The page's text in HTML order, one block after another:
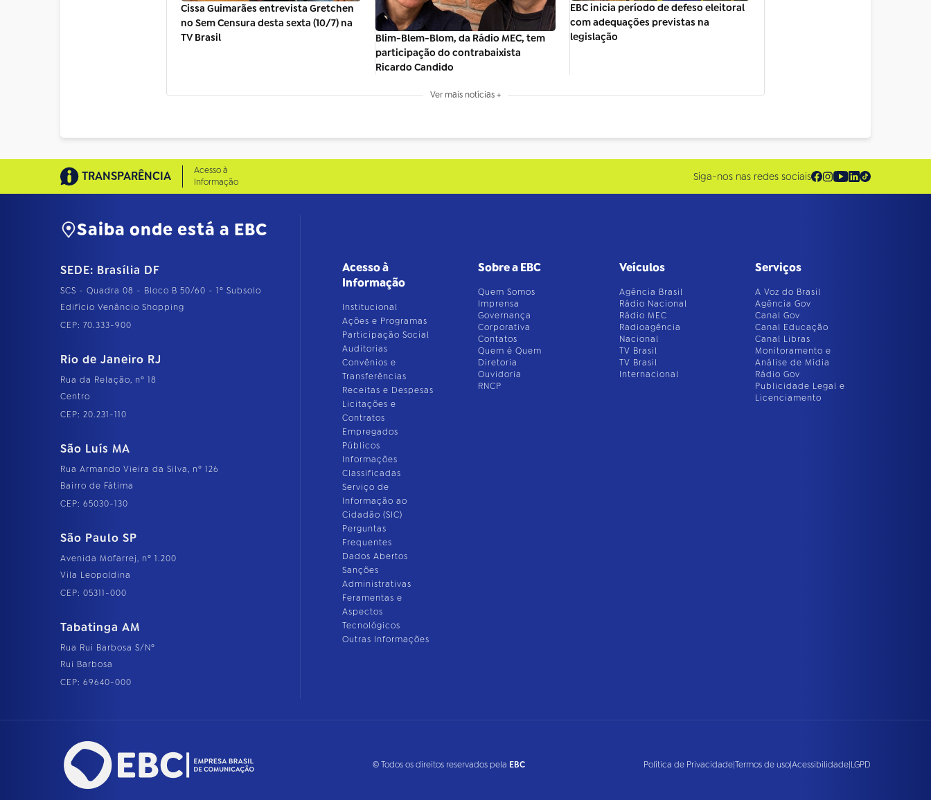
Cissa Guimarães entrevista Gretchen
no Sem Censura desta sexta (10/7) na
TV Brasil
Blim-Blem-Blom, da Rádio MEC, tem
participação do contrabaixista
Ricardo Candido
EBC inicia período de defeso eleitoral
com adequações previstas na
legislação
Ver mais notícias +
TRANSPARÊNCIA
Acesso à
Informação
Siga-nos nas redes sociais
Saiba onde está a EBC
SEDE: Brasília DF
SCS - Quadra 08 - Bloco B 50/60 - 1º Subsolo
Edifício Venâncio Shopping
CEP: 70.333-900
Rio de Janeiro RJ
Rua da Relação, nº 18
Centro
CEP: 20.231-110
São Luís MA
Rua Armando Vieira da Silva, nº 126
Bairro de Fátima
CEP: 65030-130
São Paulo SP
Avenida Mofarrej, nº 1.200
Vila Leopoldina
CEP: 05311-000
Tabatinga AM
Rua Rui Barbosa S/Nº
Rui Barbosa
CEP: 69640-000
Acesso à
Informação
Institucional
Ações e Programas
Participação Social
Auditorias
Convênios e
Transferências
Receitas e Despesas
Licitações e
Contratos
Empregados
Públicos
Informações
Classificadas
Serviço de
Informação ao
Cidadão (SIC)
Perguntas
Frequentes
Dados Abertos
Sanções
Administrativas
Feramentas e
Aspectos
Tecnológicos
Outras Informações
Sobre a EBC
Quem Somos
Imprensa
Governança
Corporativa
Contatos
Quem é Quem
Diretoria
Ouvidoria
RNCP
Veículos
Agência Brasil
Rádio Nacional
Rádio MEC
Radioagência
Nacional
TV Brasil
TV Brasil
Internacional
Serviços
A Voz do Brasil
Agência Gov
Canal Gov
Canal Educação
Canal Libras
Monitoramento e
Análise de Mídia
Rádio Gov
Publicidade Legal e
Licenciamento
© Todos os direitos reservados pela EBC Política de Privacidade|Termos de uso|Acessibilidade|LGPD